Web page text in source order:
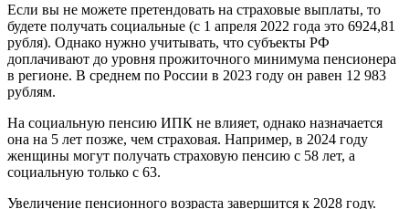
Если вы не можете претендовать на страховые выплаты, то
будете получать социальные (с 1 апреля 2022 года это 6924,81
рубля). Однако нужно учитывать, что субъекты РФ
доплачивают до уровня прожиточного минимума пенсионера
в регионе. В среднем по России в 2023 году он равен 12 983
рублям.
На социальную пенсию ИПК не влияет, однако назначается
она на 5 лет позже, чем страховая. Например, в 2024 году
женщины могут получать страховую пенсию с 58 лет, а
социальную только с 63.
Увеличение пенсионного возраста завершится к 2028 году.